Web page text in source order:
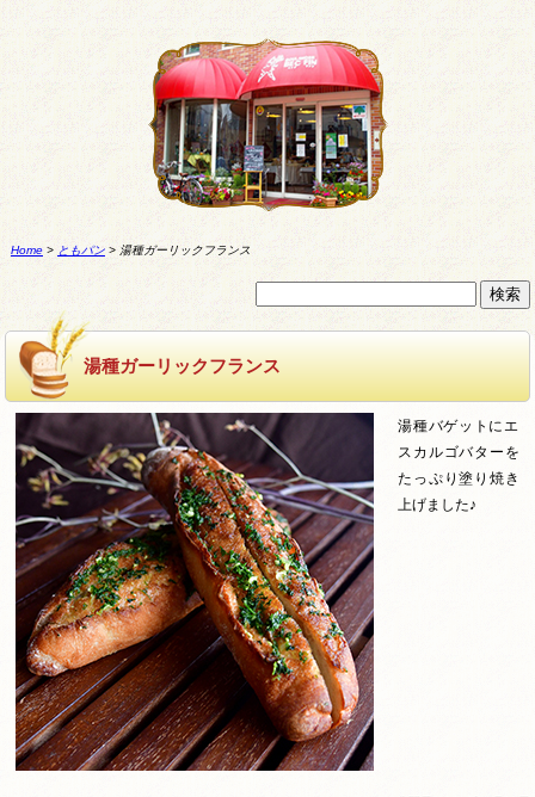
Home> ともパン> 湯種ガーリックフランス
湯種ガーリックフランス
湯種バゲットにエ
スカルゴバターを
たっぷり塗り焼き
上げました♪